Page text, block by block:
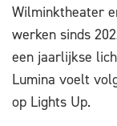
Wilminktheater
werken sinds
een jaarlijkse
Lumina voelt
op Lights Up.